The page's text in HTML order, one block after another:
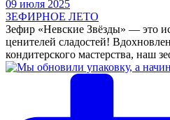
09 июля 2025
ЗЕФИРНОЕ ЛЕТО
Зефир «Невские Звёзды» — это
ценителей сладостей!
кондитерского мастерства, наш